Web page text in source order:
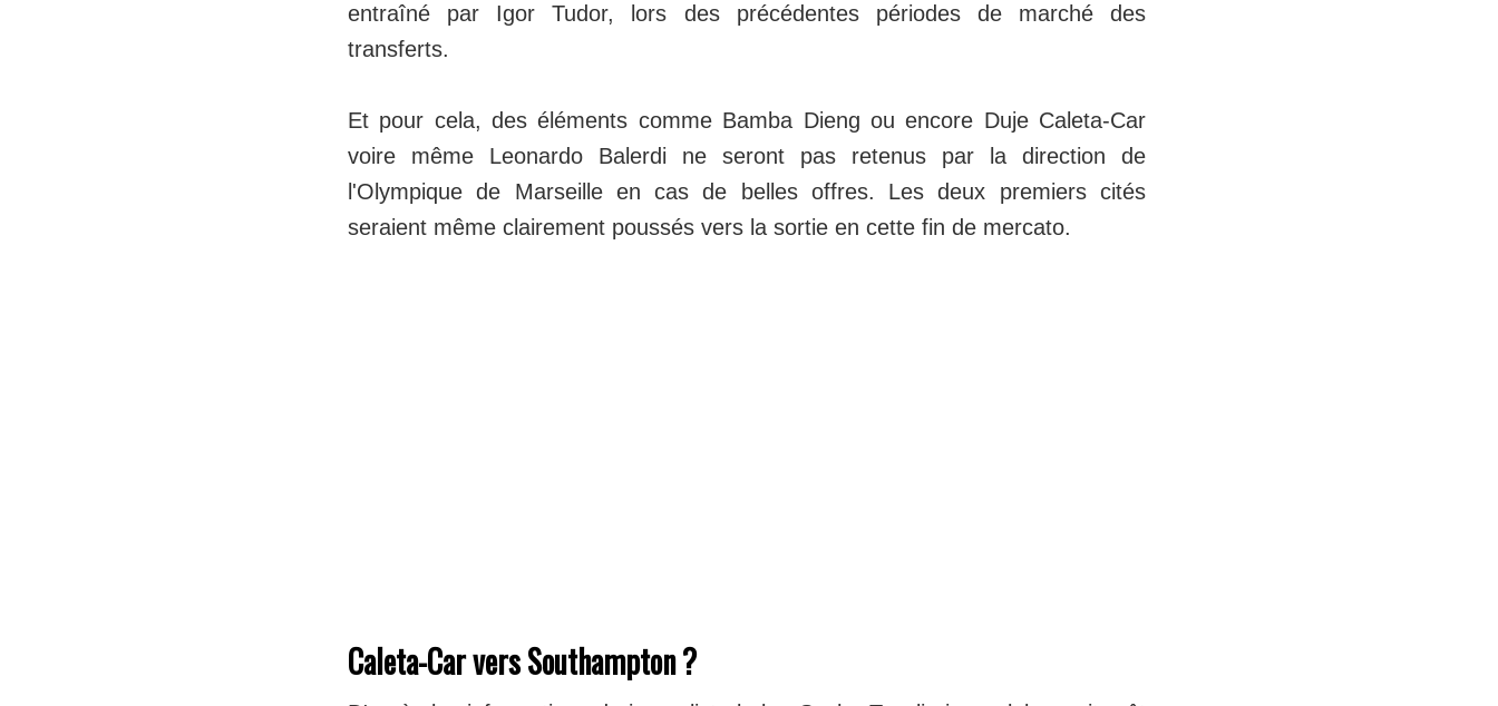
entraîné par Igor Tudor, lors des précédentes périodes de marché des
transferts.
Et pour cela, des éléments comme Bamba Dieng ou encore Duje Caleta-Car
voire même Leonardo Balerdi ne seront pas retenus par la direction de
l'Olympique de Marseille en cas de belles offres. Les deux premiers cités
seraient même clairement poussés vers la sortie en cette fin de mercato.
Caleta-Car vers Southampton ?